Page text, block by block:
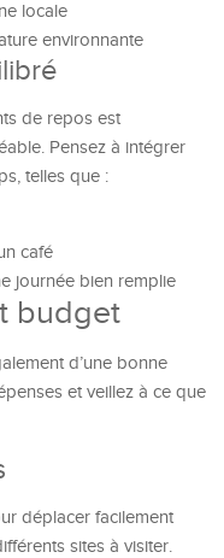
locale
environnante
de repos est
Pensez à intégrer
telles que :
café
journée bien remplie
budget
d’une bonne
et veillez à ce que
déplacer facilement
sites à visiter.